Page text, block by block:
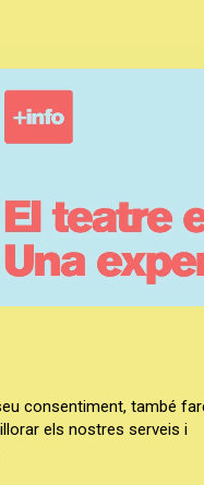
| TEATRE VICTÒRIA
consentiment, també
els nostres serveis i